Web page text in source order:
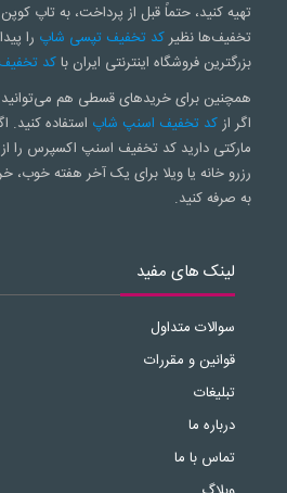
تهیه کنید، حتماً قبل از پرداخت، به تاپ
تخفیف‌ها نظیرکد تخفیف تپسی شاپ را
بزرگترین فروشگاه اینترنتی ایران باکد
همچنین برای خریدهای قسطی هم
اگر ازکد تخفیف اسنپ شاپ استفاده
مارکتی دارید کد تخفیف اسنپ اکسپرس را
رزرو خانه یا ویلا برای یک آخر هفته
به صرفه کنید.
لینک های مفید
سوالات متداول
قوانین و مقررات
تبلیغات
درباره ما
تماس با ما